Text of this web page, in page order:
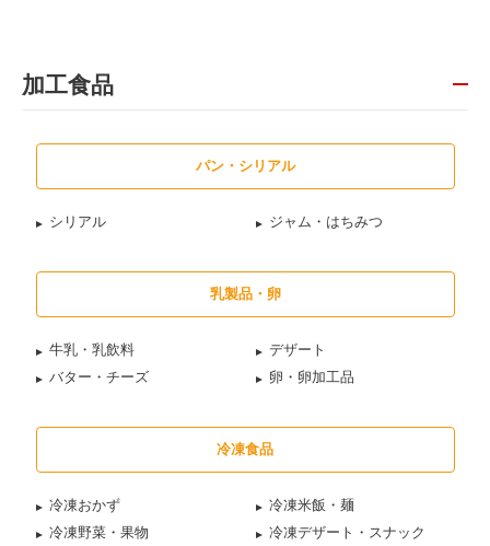
加工食品
パン・シリアル
シリアル ジャム・はちみつ
乳製品・卵
牛乳・乳飲料
デザート
バター・チーズ
卵・卵加工品
冷凍食品
冷凍おかず
冷凍米飯・麺
冷凍野菜・果物
冷凍デザート・スナック